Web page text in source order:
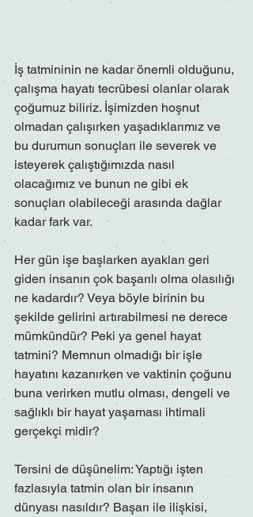
İş tatmininin ne kadar önemli olduğunu,
çalışma hayatı tecrübesi olanlar olarak
çoğumuz biliriz. İşimizden hoşnut
olmadan çalışırken yaşadıklarımız ve
bu durumun sonuçları ile severek ve
isteyerek çalıştığımızda nasıl
olacağımız ve bunun ne gibi ek
sonuçları olabileceği arasında dağlar
kadar fark var.
Her gün işe başlarken ayakları geri
giden insanın çok başarılı olma olasılığı
ne kadardır? Veya böyle birinin bu
şekilde gelirini artırabilmesi ne derece
mümkündür? Peki ya genel hayat
tatmini? Memnun olmadığı bir işle
hayatını kazanırken ve vaktinin çoğunu
buna verirken mutlu olması, dengeli ve
sağlıklı bir hayat yaşaması ihtimali
gerçekçi midir?
Tersini de düşünelim: Yaptığı işten
fazlasıyla tatmin olan bir insanın
dünyası nasıldır? Başarı ile ilişkisi,